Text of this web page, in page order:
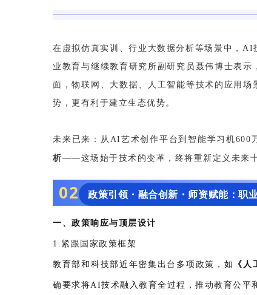
在虚拟仿真实训、行业大数据分析等场景中，
业教育与继续教育研究所副研究员聂伟博士表
面，物联网、大数据、人工智能等技术的应用
势，更有利于建立生态优势。
未来已来：从AI艺术创作平台到智能学习机600
析——这场始于技术的变革，终将重新定义未来
02 政策引领・融合创新・师资赋能：职
一、政策响应与顶层设计
1.紧跟国家政策框架
教育部和科技部近年密集出台多项政策，如 《
确要求将AI技术融入教育全过程，推动教育公平